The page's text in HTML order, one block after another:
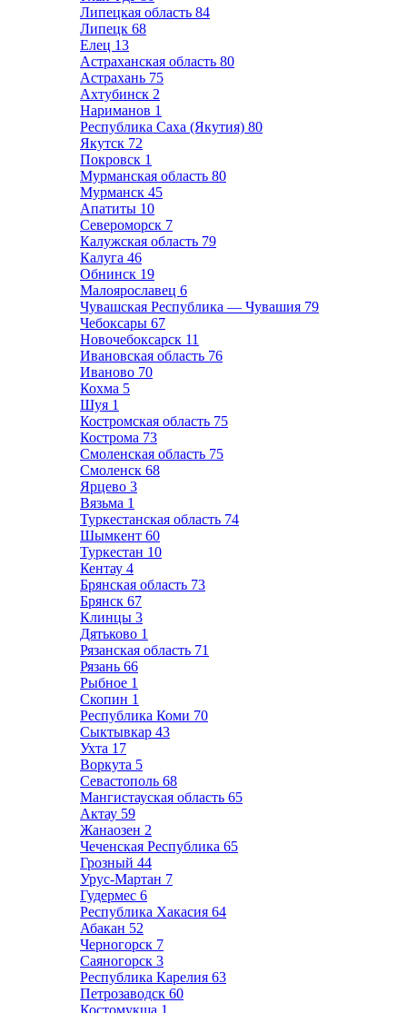
Липецкая область 84
Липецк 68
Елец 13
Астраханская область 80
Астрахань 75
Ахтубинск 2
Нариманов 1
Республика Саха (Якутия) 80
Якутск 72
Покровск 1
Мурманская область 80
Мурманск 45
Апатиты 10
Североморск 7
Калужская область 79
Калуга 46
Обнинск 19
Малоярославец 6
Чувашская Республика — Чувашия 79
Чебоксары 67
Новочебоксарск 11
Ивановская область 76
Иваново 70
Кохма 5
Шуя 1
Костромская область 75
Кострома 73
Смоленская область 75
Смоленск 68
Ярцево 3
Вязьма 1
Туркестанская область 74
Шымкент 60
Туркестан 10
Кентау 4
Брянская область 73
Брянск 67
Клинцы 3
Дятьково 1
Рязанская область 71
Рязань 66
Рыбное 1
Скопин 1
Республика Коми 70
Сыктывкар 43
Ухта 17
Воркута 5
Севастополь 68
Мангистауская область 65
Актау 59
Жанаозен 2
Чеченская Республика 65
Грозный 44
Урус-Мартан 7
Гудермес 6
Республика Хакасия 64
Абакан 52
Черногорск 7
Саяногорск 3
Республика Карелия 63
Петрозаводск 60
Костомукша 1